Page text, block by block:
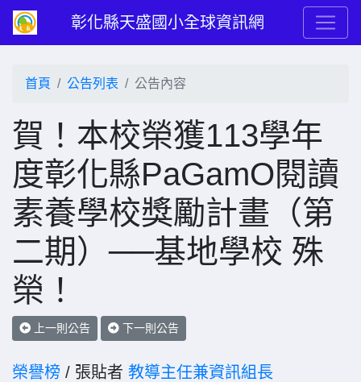
彰化縣天盛國小全球資訊網
首頁 公告列表 公告內容
賀！本校榮獲113學年
度彰化縣PaGamO閱讀
素養學校獎勵計畫（第
二期）──基地學校 殊
榮！
上一則公告 下一則公告
榮譽榜 / 張貼者 教導主任兼資訊組長